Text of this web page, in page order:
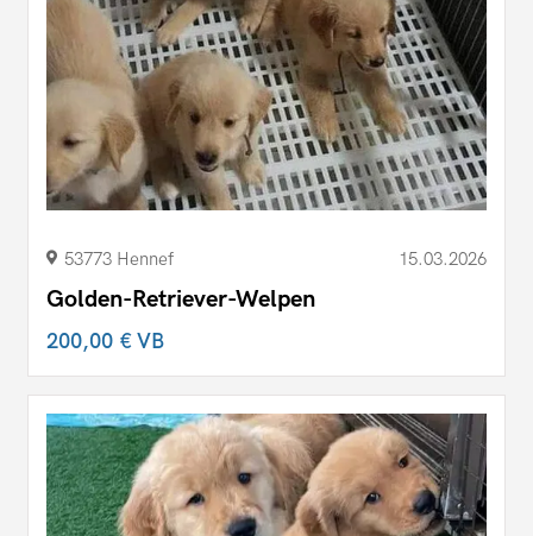
53773 Hennef 15.03.2026
Golden-Retriever-Welpen
200,00 €VB